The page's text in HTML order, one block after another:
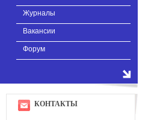
Журналы
Вакансии
Форум
КОНТАКТЫ